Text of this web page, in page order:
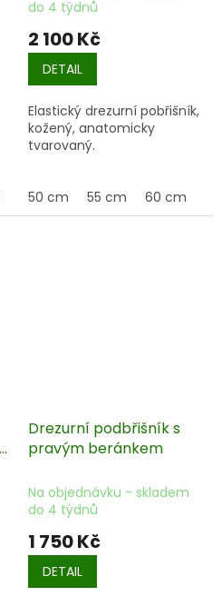
140 cm
do 4 týdnů
2 100 Kč
DETAIL
Elastický drezurní pobřišník,
kožený, anatomicky
tvarovaný.
50 cm 55 cm 60 cm
Drezurní podbřišník s
pravým beránkem
Na objednávku - skladem
do 4 týdnů
1 750 Kč
DETAIL